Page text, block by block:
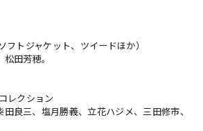
フトジャケット、ツイードほか）
田芳穂。
レクション
良三、塩月勝義、立花ハジメ、三田修市、